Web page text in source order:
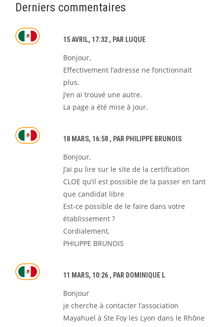
Derniers commentaires
15 AVRIL, 17:32 , PAR LUQUE
Bonjour,
Effectivement l’adresse ne fonctionnait
plus.
J’en ai trouvé une autre.
La page a été mise à jour.
18 MARS, 16:58 , PAR PHILIPPE BRUNOIS
Bonjour,
J’ai pu lire sur le site de la certification
CLOE qu’il est possible de la passer en tant
que candidat libre
Est-ce possible de le faire dans votre
établissement ?
Cordialement,
PHILIPPE BRUNOIS
11 MARS, 10:26 , PAR DOMINIQUE L
Bonjour
je cherche à contacter l’association
Mayahuel à Ste Foy les Lyon dans le Rhône